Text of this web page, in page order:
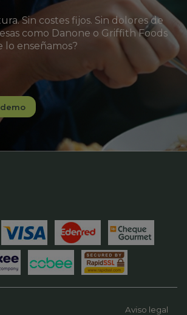
Sin costes fijos. Sin dolores de
como Danone o Griffith Foods
lo enseñamos?
Aviso legal